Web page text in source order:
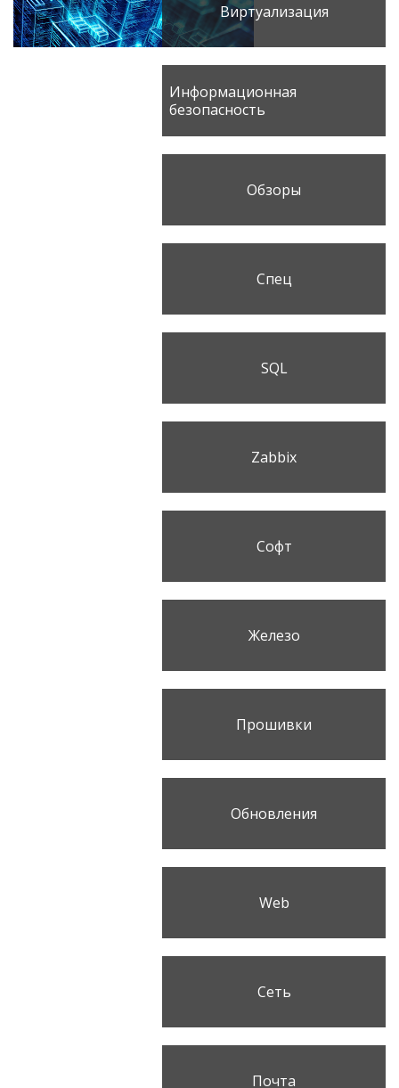
Виртуализация
Информационная
безопасность
Обзоры
Спец
SQL
Zabbix
Софт
Железо
Прошивки
Обновления
Web
Сеть
Почта